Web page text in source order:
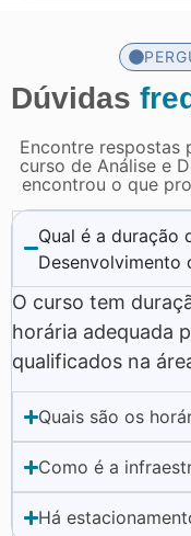
Dúvidas
Encontre respostas
curso de Análise e
encontrou o que
Qual é a duração
Desenvolvimento
O curso tem
horária adequada
qualificados na
Quais são os
Como é a
Há